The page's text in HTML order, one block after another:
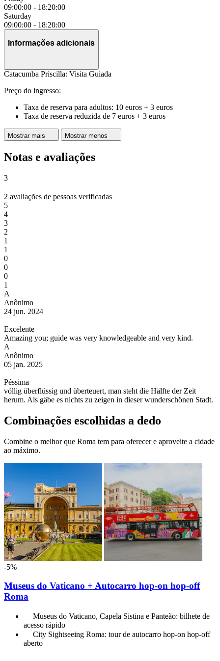
09:00:00 - 18:20:00
Saturday
09:00:00 - 18:20:00
Informações adicionais
Catacumba Priscilla: Visita Guiada
Preço do ingresso:
Taxa de reserva para adultos: 10 euros + 3 euros
Taxa de reserva reduzida de 7 euros + 3 euros
Mostrar mais Mostrar menos
Notas e avaliações
3
2 avaliações de pessoas verificadas
5
4
3
2
1
1
0
0
0
1
A
Anônimo
24 jun. 2024
Excelente
Amazing you; guide was very knowledgeable and very kind.
A
Anônimo
05 jan. 2025
Péssima
völlig überflüssig und überteuert, man steht die Hälfte der Zeit
herum. Als gäbe es nichts zu zeigen in dieser wunderschönen Stadt.
Combinações escolhidas a dedo
Combine o melhor que Roma tem para oferecer e aproveite a cidade
ao máximo.
-5%
Museus do Vaticano + Autocarro hop-on hop-off
Roma
Museus do Vaticano, Capela Sistina e Panteão: bilhete de
acesso rápido
City Sightseeing Roma: tour de autocarro hop-on hop-off
aberto